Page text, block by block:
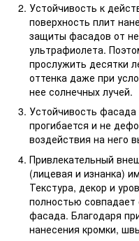
Устойчивость к
поверхность плит
защиты фасадов от
ультрафиолета.
прослужить десятки
оттенка даже при
нее солнечных лучей.
Устойчивость
прогибается и не
воздействия на него
Привлекательный
(лицевая и изнанка)
Текстура, декор и
полностью совпадает
фасада. Благодаря
нанесения кромки,